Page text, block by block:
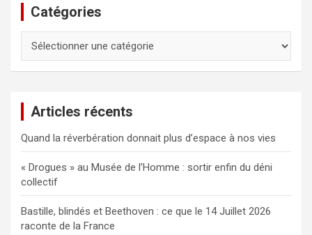
Catégories
Articles récents
Quand la réverbération donnait plus d’espace à nos vies
« Drogues » au Musée de l’Homme : sortir enfin du déni
collectif
Bastille, blindés et Beethoven : ce que le 14 Juillet 2026
raconte de la France